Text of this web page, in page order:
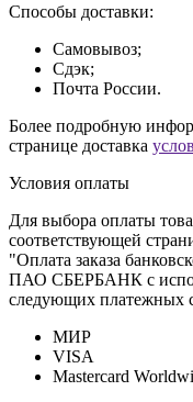
Способы доставки:
Самовывоз;
Сдэк;
Почта России.
Более подробную
странице доставка
Условия оплаты
Для выбора оплаты
соответствующей
"Оплата заказа
ПАО СБЕРБАНК с
следующих платежных
МИР
VISA
Mastercard